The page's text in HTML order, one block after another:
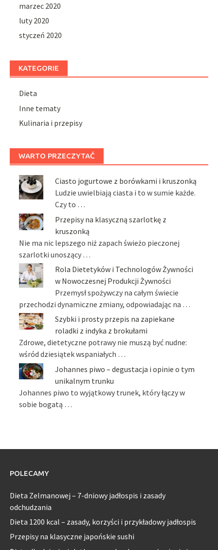
marzec 2020
luty 2020
styczeń 2020
KATEGORIE
Dieta
Inne tematy
Kulinaria i przepisy
WARTO PRZECZYTAĆ
Ciasto jogurtowe z borówkami i kruszonką
Ludzie uwielbiają ciasta i to w sumie każde.
Czy to …
Przepisy na klasyczną szarlotkę z
kruszonką
Nie ma nic lepszego niż zapach świeżo pieczonej
szarlotki unoszący …
Rola Dietetyków i Technologów Żywności
w Nowoczesnej Produkcji Żywności
Przemysł spożywczy na całym świecie
przechodzi dynamiczne zmiany, odpowiadając na …
Szybki i prosty przepis na zapiekane
roladki z indyka z brokułami
Zdrowe, dietetyczne potrawy nie muszą być nudne:
wśród dziesiątek wspaniałych …
Johannes piwo – degustacja i opinie o tym
unikalnym trunku
Johannes piwo to wyjątkowy trunek, który łączy w
sobie bogatą …
POLECAMY
Dieta Zelmanowej – 7-dniowy jadłospis i zasady
odchudzania
Dieta 1200 kcal – zasady, korzyści i przykładowy jadłospis
Przepisy na klasyczne japońskie sushi